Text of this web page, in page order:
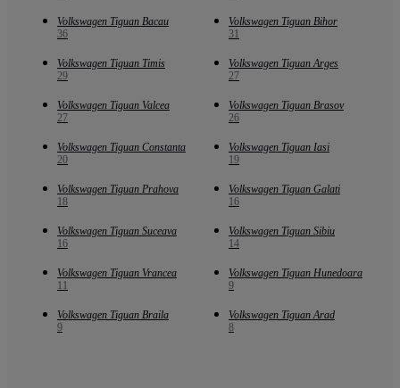
Volkswagen Tiguan Bacau
36
Volkswagen Tiguan Bihor
31
Volkswagen Tiguan Timis
29
Volkswagen Tiguan Arges
27
Volkswagen Tiguan Valcea
27
Volkswagen Tiguan Brasov
26
Volkswagen Tiguan Constanta
20
Volkswagen Tiguan Iasi
19
Volkswagen Tiguan Prahova
18
Volkswagen Tiguan Galati
16
Volkswagen Tiguan Suceava
16
Volkswagen Tiguan Sibiu
14
Volkswagen Tiguan Vrancea
11
Volkswagen Tiguan Hunedoara
9
Volkswagen Tiguan Braila
9
Volkswagen Tiguan Arad
8